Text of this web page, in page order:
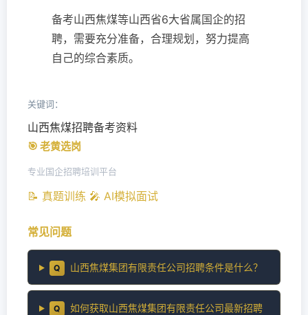
备考山西焦煤等山西省6大省属国企的招
聘，需要充分准备，合理规划，努力提高
自己的综合素质。
关键词：
山西焦煤招聘备考资料
🎯 老黄选岗
专业国企招聘培训平台
📝 真题训练 🎤 AI模拟面试
常见问题
Q 山西焦煤集团有限责任公司招聘条件是什么？
Q
如何获取山西焦煤集团有限责任公司最新招聘